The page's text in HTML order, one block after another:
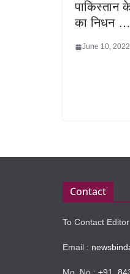
पाकिस्तान के
का निधन …
June 10, 2022
Contact
To Contact Editor
Email :